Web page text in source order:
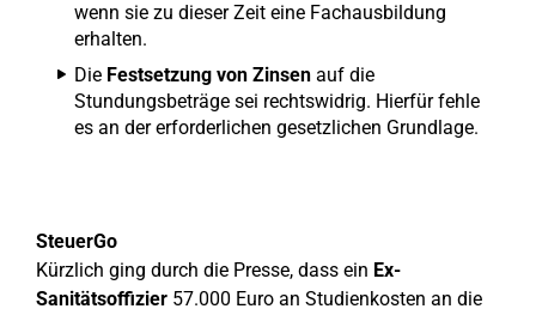
wenn sie zu dieser Zeit eine Fachausbildung
erhalten.
Die Festsetzung von Zinsen auf die
Stundungsbeträge sei rechtswidrig. Hierfür fehle
es an der erforderlichen gesetzlichen Grundlage.
SteuerGo
Kürzlich ging durch die Presse, dass ein Ex-
Sanitätsoffizier 57.000 Euro an Studienkosten an die